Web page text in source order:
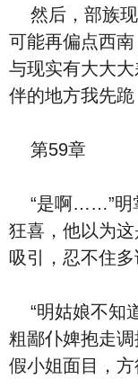
然后，部族现
可能再偏点西
与现实有大大
伴的地方我先
第59章
“是啊……”明
狂喜，他以为
吸引，忍不住多
“明姑娘不知
粗鄙仆婢抱走
假小姐面目，